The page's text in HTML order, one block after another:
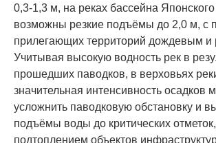
0,3-1,3 м, на реках бассейна
возможны резкие подъёмы до 2,0 м, с
прилегающих территорий дождевым и
Учитывая высокую водность рек в
прошедших паводков, в верховьях
значительная интенсивность осадков
усложнить паводковую обстановку и
подъёмы воды до критических
подтоплением объектов